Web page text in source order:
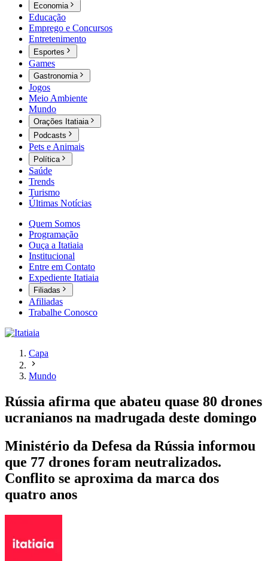
Economia
Educação
Emprego e Concursos
Entretenimento
Esportes
Games
Gastronomia
Jogos
Meio Ambiente
Mundo
Orações Itatiaia
Podcasts
Pets e Animais
Política
Saúde
Trends
Turismo
Últimas Notícias
Quem Somos
Programação
Ouça a Itatiaia
Institucional
Entre em Contato
Expediente Itatiaia
Filiadas
Afiliadas
Trabalhe Conosco
Capa
Mundo
Rússia afirma que abateu quase 80 drones
ucranianos na madrugada deste domingo
Ministério da Defesa da Rússia informou
que 77 drones foram neutralizados.
Conflito se aproxima da marca dos
quatro anos